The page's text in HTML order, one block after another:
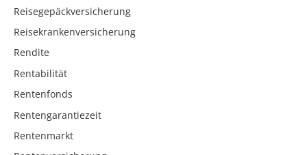
Reisegepäckversicherung
Reisekrankenversicherung
Rendite
Rentabilität
Rentenfonds
Rentengarantiezeit
Rentenmarkt